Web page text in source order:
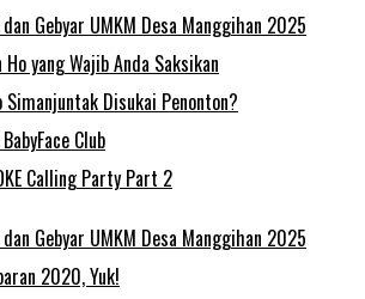
Gebyar UMKM Desa Manggihan 2025
yang Wajib Anda Saksikan
Simanjuntak Disukai Penonton?
Club
Calling Party Part 2
Gebyar UMKM Desa Manggihan 2025
2020, Yuk!